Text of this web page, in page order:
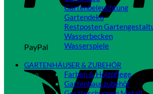
PayPal
Gartenbeleuchtung
Gartendeko
Restposten
Wasserbecken
Wasserspiele
GARTENHÄUSER & ZUBEHÖR
Farben & Holzpflege
Gartenhauszubehör